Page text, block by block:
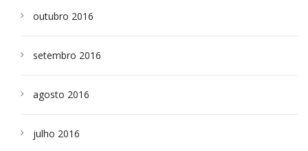
outubro 2016
setembro 2016
agosto 2016
julho 2016